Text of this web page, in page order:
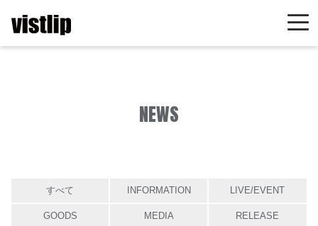
NEWS
すべて INFORMATION LIVE/EVENT
GOODS MEDIA RELEASE